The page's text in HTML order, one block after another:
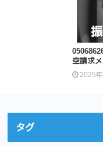
空請求
2025
タグ